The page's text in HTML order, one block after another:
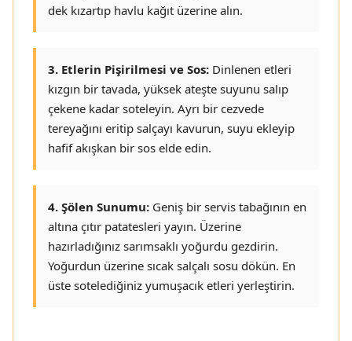
dek kızartıp havlu kağıt üzerine alın.
3. Etlerin Pişirilmesi ve Sos: Dinlenen etleri
kızgın bir tavada, yüksek ateşte suyunu salıp
çekene kadar soteleyin. Ayrı bir cezvede
tereyağını eritip salçayı kavurun, suyu ekleyip
hafif akışkan bir sos elde edin.
4. Şölen Sunumu: Geniş bir servis tabağının en
altına çıtır patatesleri yayın. Üzerine
hazırladığınız sarımsaklı yoğurdu gezdirin.
Yoğurdun üzerine sıcak salçalı sosu dökün. En
üste sotelediğiniz yumuşacık etleri yerleştirin.